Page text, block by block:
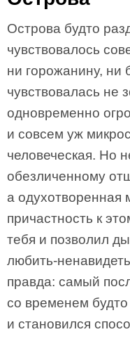
Острова будто
чувствовалось
ни горожанину, ни
чувствовалась не
одновременно
и совсем уж
человеческая. Но
обезличенному
а одухотворенная
причастность к
тебя и позволил
любить-
правда: самый
со временем
и становился